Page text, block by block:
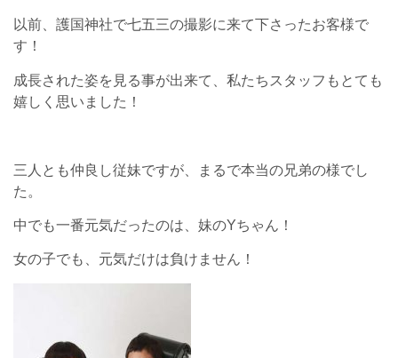
以前、護国神社で七五三の撮影に来て下さったお客様で
す！
成長された姿を見る事が出来て、私たちスタッフもとても
嬉しく思いました！
三人とも仲良し従妹ですが、まるで本当の兄弟の様でし
た。
中でも一番元気だったのは、妹のYちゃん！
女の子でも、元気だけは負けません！